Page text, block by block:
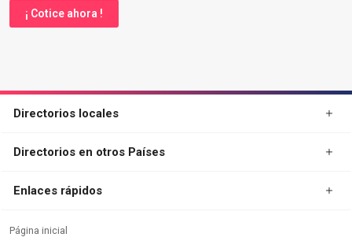
¡ Cotice ahora !
Directorios locales
Directorios en otros Países
Enlaces rápidos
Página inicial